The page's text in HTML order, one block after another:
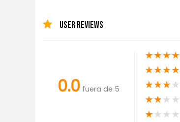
USER REVIEWS
0.0 fuera de 5
★★★★
★★★★
★★★★
★★★★
★★★★